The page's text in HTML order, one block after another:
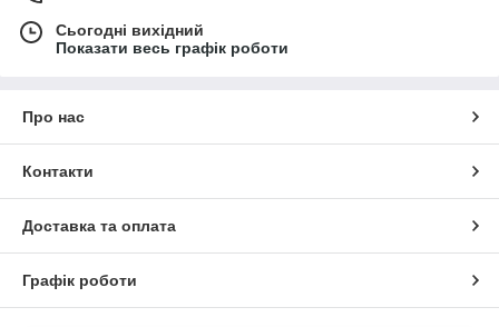
Сьогодні вихідний
Показати весь графік роботи
Про нас
Контакти
Доставка та оплата
Графік роботи